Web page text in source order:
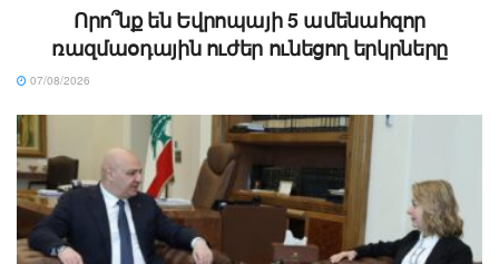
Որո՞նք են Եվրոպայի 5 ամենահզոր
ռազմաօդային ուժեր ունեցող երկրները
07/08/2026